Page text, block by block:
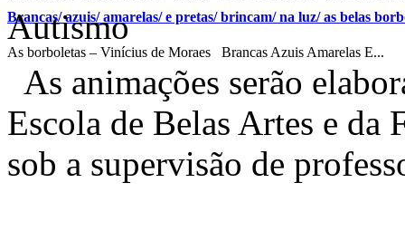
Brancas/ azuis/ amarelas/ e pretas/ brincam/ na luz/ as belas
As borboletas – Vinícius de Moraes Brancas Azuis Amarelas E...
Autismo
As animações serão
Escola de Belas Artes e da
sob a supervisão de